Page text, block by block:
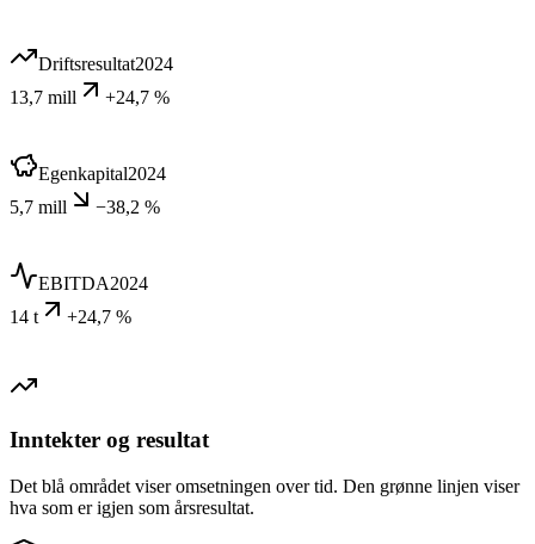
Driftsresultat2024
13,7 mill
+24,7 %
Egenkapital2024
5,7 mill
−38,2 %
EBITDA2024
14 t
+24,7 %
Inntekter og resultat
Det blå området viser omsetningen over tid. Den grønne linjen viser
hva som er igjen som årsresultat.